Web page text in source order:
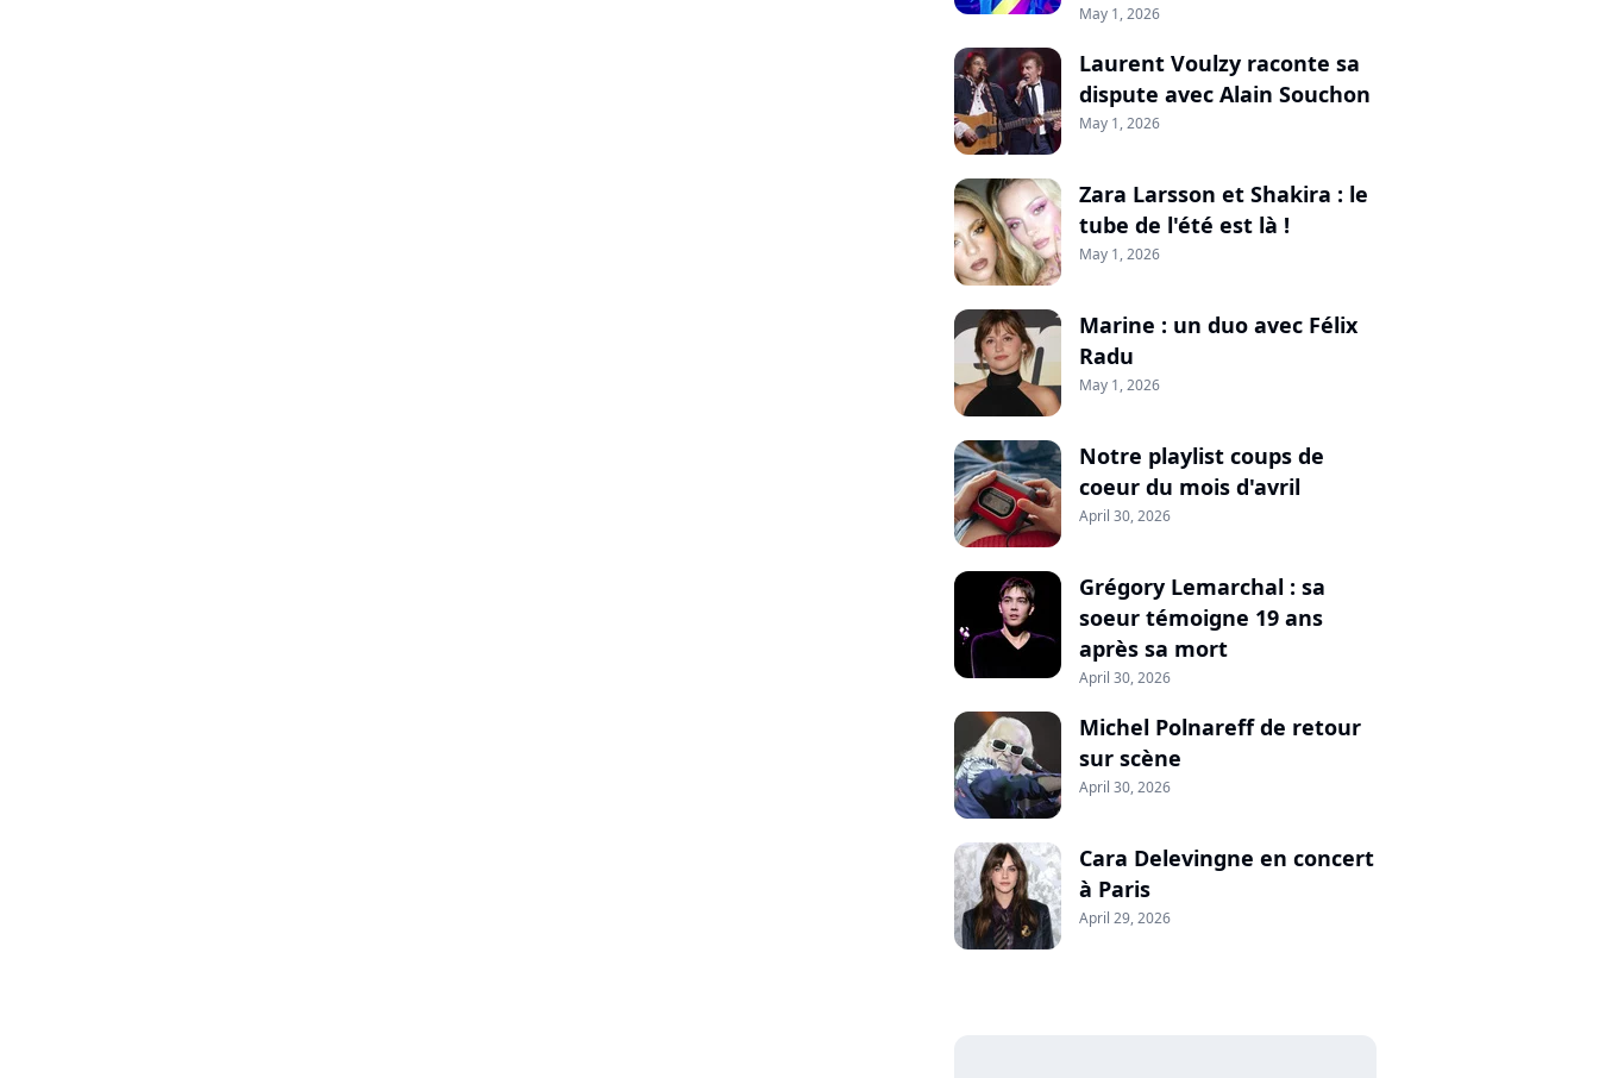
May 1, 2026
Laurent Voulzy raconte sa
dispute avec Alain Souchon
May 1, 2026
Zara Larsson et Shakira : le
tube de l'été est là !
May 1, 2026
Marine : un duo avec Félix
Radu
May 1, 2026
Notre playlist coups de
coeur du mois d'avril
April 30, 2026
Grégory Lemarchal : sa
soeur témoigne 19 ans
après sa mort
April 30, 2026
Michel Polnareff de retour
sur scène
April 30, 2026
Cara Delevingne en concert
à Paris
April 29, 2026